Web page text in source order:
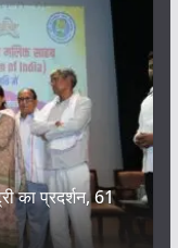
का प्रदर्शन, 61